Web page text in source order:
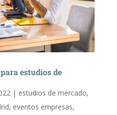
estudios de
| estudios de mercado,
, eventos empresas,